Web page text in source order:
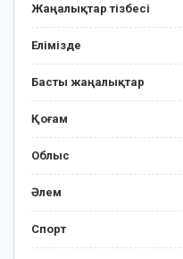
Жаңалықтар тізбесі
Елімізде
Басты жаңалықтар
Қоғам
Облыс
Әлем
Спорт